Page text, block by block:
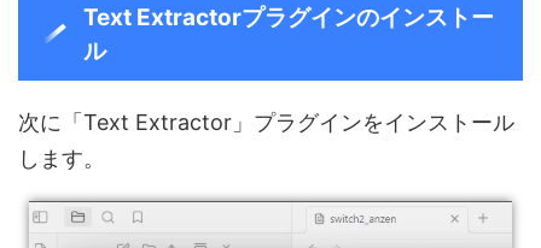
Text Extractorプラグインのインストー
ル
次に「Text Extractor」プラグインをインストール
します。